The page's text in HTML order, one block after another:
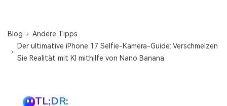
Blog
Andere Tipps
Der ultimative iPhone 17 Selfie-Kamera-Guide: Verschmelzen
Sie Realität mit KI mithilfe von Nano Banana
TL;DR: